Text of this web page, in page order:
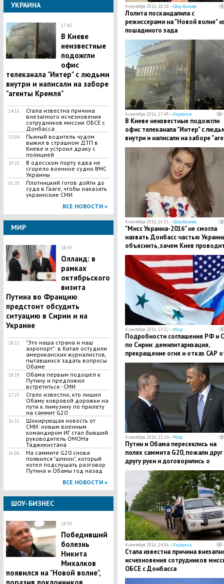
УКРАИНА
17:43
В Киеве
неизвестные
подожгли
офис
телеканала "Интер" с людьми
внутри и написали на заборе
"агенты Кремля"
14:16
Стала известна причина
внезапного исчезновения
сотрудников миссии ОБСЕ с
Донбасса
13:04
Пьяный водитель чудом
выжил в страшном ДТП в
Киеве и устроил драку с
полицией
10:25
В одесском порту едва не
сгорело военное судно ВМС
Украины
01:20
Плотницкий готов дойти до
суда в Гааге, чтобы наказать
украинские СМИ
ВСЕ НОВОСТИ »
МИР
18:59
Олланд: в
рамках
октябрьского
визита
Путина во Францию
предстоит обсудить
ситуацию в Сирии и на
Украине
18:21
"Это наша страна и наш
аэропорт": в Китае остудили
американских журналистов,
пытавшихся задать вопросы
Обаме
18:19
Обама первым подошел к
Путину и предложил
встретиться - СМИ
17:25
Стало известно, кто лишил
Обаму ковровой дорожки на
пути к лимузину по прилету
на саммит G20
16:31
Шокирующая новость от
СМИ: новым военным
командиром ИГ стал бывший
руководитель ОМОНа
Таджикистана
16:06
На саммите G20 снова
появился "шпион", который
хотел подслушать разговор
Путина и Обамы год назад
ВСЕ НОВОСТИ »
ШОУ-БИЗНЕС
18:59
Победивший
болезнь
Никита
Михалков
появился на "Новой волне",
4 сентября 2016, 18:18 —Шоу-бизнес
Лолита поскандалила с
режиссерами на "Новой волне"
лошадиного зада
4 сентября 2016, 17:43 —Украина
В Киеве неизвестные подожгли
офис телеканала "Интер" с
внутри и написали на заборе
Кремля"
4 сентября 2016, 16:51 —Шоу-бизнес
"Мисс Украина-2016" не смогла
назвать Донбасс частью
объяснить, зачем Киев
АТО
4 сентября 2016, 15:52 —Мир
Подробности соглашения РФ и
по Сирии: демилитаризация,
прекращение огня и отказ САР
использования авиации - СМИ
4 сентября 2016, 15:14 —Мир
Путин и Обама пересеклись на
полях саммита G20, пожали друг
другу руки и договорились о
встрече
4 сентября 2016, 14:16 —Украина
Стала известна причина
исчезновения сотрудников
ОБСЕ с Донбасса